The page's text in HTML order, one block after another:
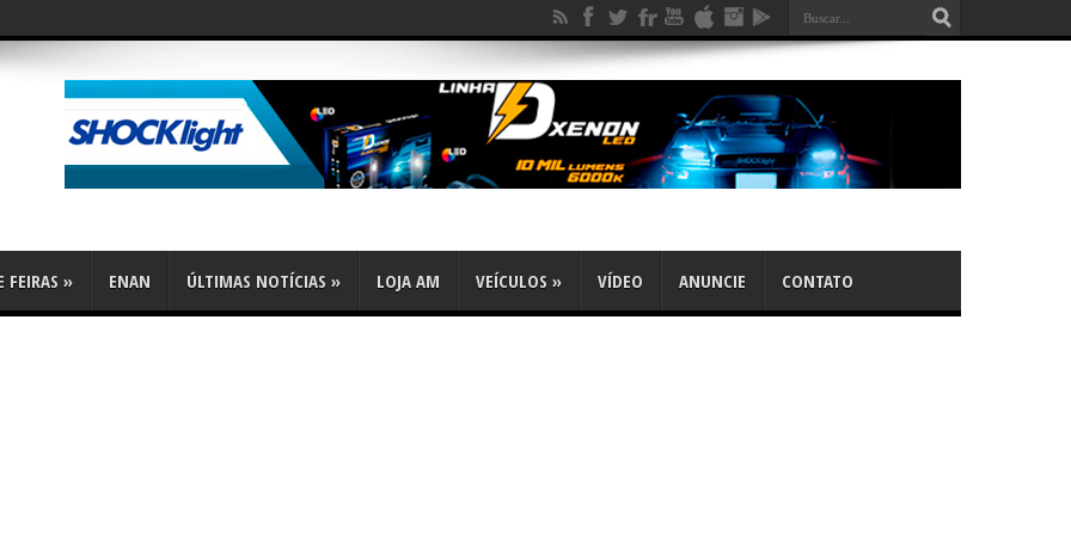
FEIRAS » ENAN ÚLTIMAS NOTÍCIAS » LOJA AM VEÍCULOS » VÍDEO ANUNCIE CONTATO